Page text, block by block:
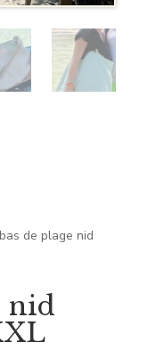
de plage nid
nid